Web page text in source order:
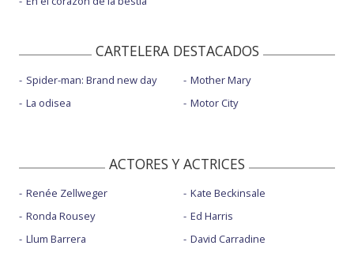
CARTELERA DESTACADOS
Spider-man: Brand new day
La odisea
Mother Mary
Motor City
ACTORES Y ACTRICES
Renée Zellweger
Ronda Rousey
Llum Barrera
Kate Beckinsale
Ed Harris
David Carradine